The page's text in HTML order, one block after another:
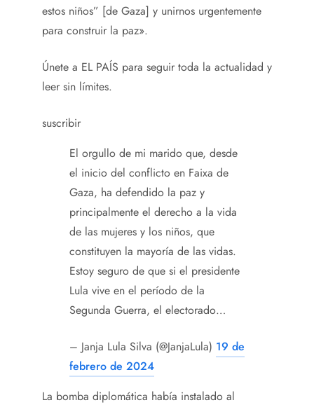
estos niños” [de Gaza] y unirnos urgentemente
para construir la paz».
Únete a EL PAÍS para seguir toda la actualidad y
leer sin límites.
suscribir
El orgullo de mi marido que, desde
el inicio del conflicto en Faixa de
Gaza, ha defendido la paz y
principalmente el derecho a la vida
de las mujeres y los niños, que
constituyen la mayoría de las vidas.
Estoy seguro de que si el presidente
Lula vive en el período de la
Segunda Guerra, el electorado…
– Janja Lula Silva (@JanjaLula) 19 de
febrero de 2024
La bomba diplomática había instalado al